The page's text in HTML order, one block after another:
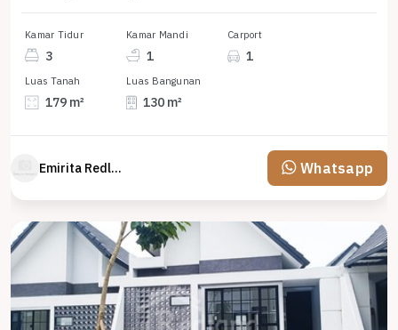
Kamar Tidur
3
Kamar Mandi
1
Carport
1
Luas Tanah
179 m²
Luas Bangunan
130 m²
Emirita Redland Whatsapp